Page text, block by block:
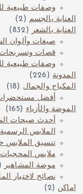
وصفات طبيعية
العناية بالجسم(2)
العناية بالشعر(832)
صبغات وألوان
قصات وتسريحات
وصفات طبيعية
المدونة(226)
المكياج والجمال (18)
أفضل مستحضرات
الموضة والأزياء(165)
أحدث صيحات
الملابس الرسمية
تنسيق الملابس
ملابس المحجبات
موضة المشاهير(2)
نصائح لاختيار
اماكن(2)